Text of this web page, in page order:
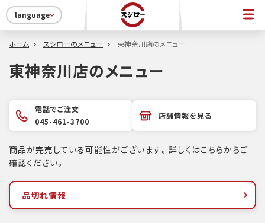
language
ホーム スシローのメニュー 東神奈川店のメニュー
東神奈川店のメニュー
電話でご注文
045-461-3700
店舗情報を見る
商品が完売している可能性がございます。詳しくはこちらからご
確認ください。
品切れ情報